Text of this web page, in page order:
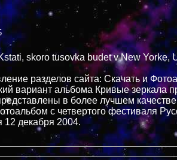
skoro tusovka budet v New Yorke,
разделов сайта: Cкачать и
вариант альбома Кривые зеркала
в более лучшем
с четвертого фестиваля
12 декабря 2004.